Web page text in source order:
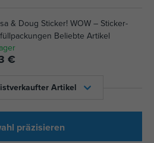
& Doug Sticker! WOW – Sticker-
Beliebte Artikel
€
Artikel
präzisieren